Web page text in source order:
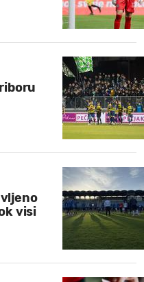
visi